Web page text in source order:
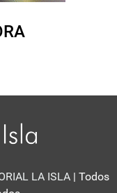
LA ISLA | Todos